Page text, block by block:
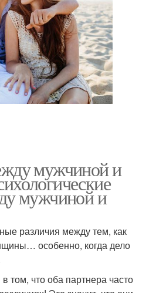
мужчиной и
мужчиной и
различия между тем, как
особенно, когда дело
том, что оба партнера часто